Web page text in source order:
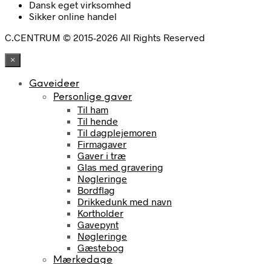
Dansk eget virksomhed
Sikker online handel
C.CENTRUM © 2015-2026 All Rights Reserved
×
Gaveideer
Personlige gaver
Til ham
Til hende
Til dagplejemoren
Firmagaver
Gaver i træ
Glas med gravering
Nøgleringe
Bordflag
Drikkedunk med navn
Kortholder
Gavepynt
Nøgleringe
Gæstebog
Mærkedage